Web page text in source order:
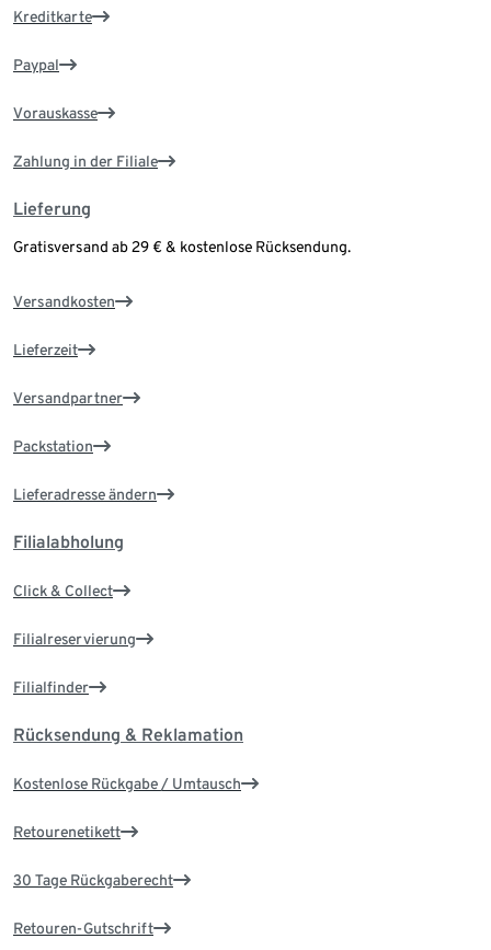
Kreditkarte
Paypal
Vorauskasse
Zahlung in der Filiale
Lieferung
Gratisversand ab 29 € & kostenlose Rücksendung.
Versandkosten
Lieferzeit
Versandpartner
Packstation
Lieferadresse ändern
Filialabholung
Click & Collect
Filialreservierung
Filialfinder
Rücksendung & Reklamation
Kostenlose Rückgabe / Umtausch
Retourenetikett
30 Tage Rückgaberecht
Retouren-Gutschrift